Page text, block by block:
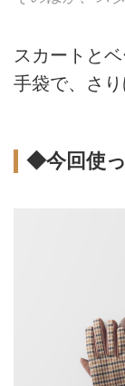
スカートと
手袋で、さ
◆今回使